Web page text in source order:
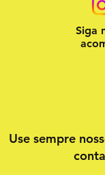
Siga
Use sempre